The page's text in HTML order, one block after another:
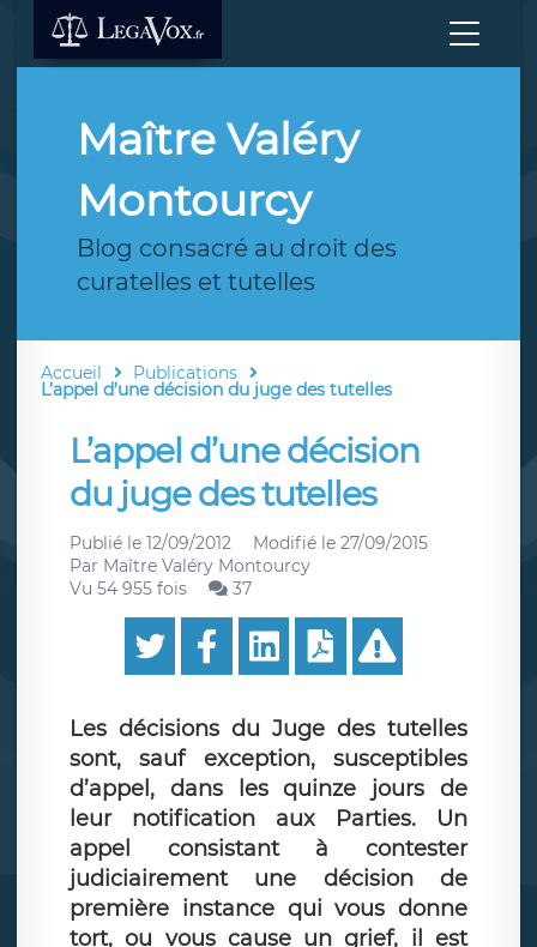
Maître Valéry
Montourcy
Blog consacré au droit des
curatelles et tutelles
Accueil Publications
L’appel d’une décision du juge des tutelles
L’appel d’une décision
du juge des tutelles
Publié le 12/09/2012 Modifié le 27/09/2015
Par Maître Valéry Montourcy
Vu 54 955 fois
37
Les décisions du Juge des tutelles
sont, sauf exception, susceptibles
d’appel, dans les quinze jours de
leur notification aux Parties. Un
appel consistant à contester
judiciairement une décision de
première instance qui vous donne
tort, ou vous cause un grief, il est